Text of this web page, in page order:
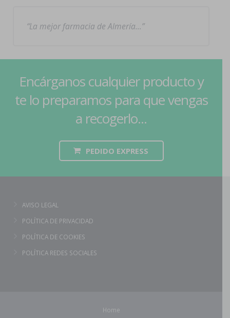
La mejor farmacia de Almería…
Encárganos cualquier producto y
te lo preparamos para que vengas
a recogerlo...
PEDIDO EXPRESS
AVISO LEGAL
POLÍTICA DE PRIVACIDAD
POLÍTICA DE COOKIES
POLÍTICA REDES SOCIALES
Home